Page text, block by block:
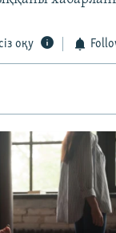
оқу